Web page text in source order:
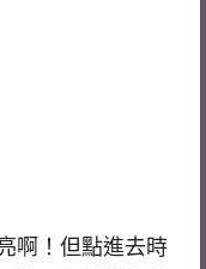
啊！但點進去時